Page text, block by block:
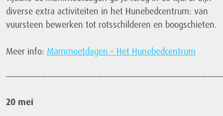
diverse extra activiteiten in het Hunebedcentrum: van
vuursteen bewerken tot rotsschilderen en boogschieten.
Meer info: Mammoetdagen – Het Hunebedcentrum
20 mei